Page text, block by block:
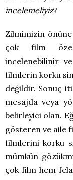
incelemeliyiz?
Zihnimizin
çok film
incelenebilinir
filmlerin korku
değildir. Sonuç
mesajda veya
belirleyici olan.
gösteren ve aile
filmlerini korku
mümkün
çok film hem